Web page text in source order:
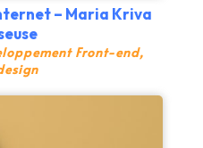
– Maria Kriva
Front-end,